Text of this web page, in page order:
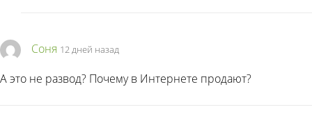
Соня 12 дней назад
А это не развод? Почему в Интернете продают?